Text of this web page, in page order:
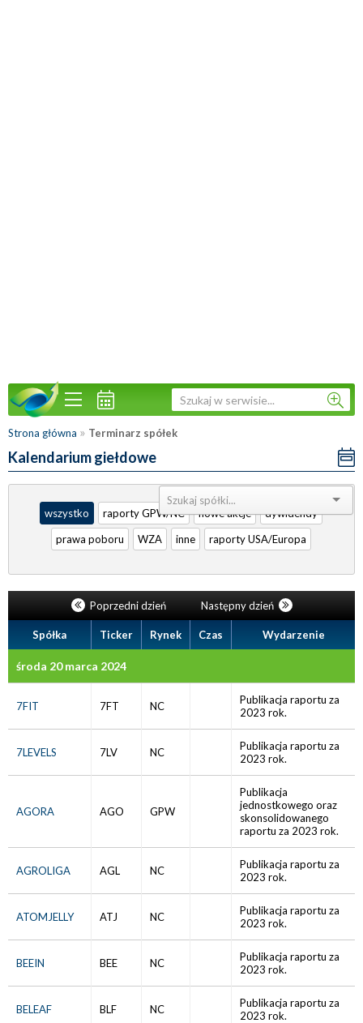
Strona główna » Terminarz spółek
Kalendarium giełdowe
Sortuj:
wszystko
raporty GPW/NC nowe akcje
dywidendy
prawa poboru
WZA inne raporty USA/Europa
Poprzedni dzień Następny dzień
Spółka Ticker Rynek Czas Wydarzenie
środa 20 marca 2024
7FIT 7FT NC
Publikacja raportu za
2023 rok.
7LEVELS 7LV NC
Publikacja raportu za
2023 rok.
AGORA AGO GPW
Publikacja
jednostkowego oraz
skonsolidowanego
raportu za 2023 rok.
AGROLIGA AGL NC
Publikacja raportu za
2023 rok.
ATOMJELLY ATJ NC
Publikacja raportu za
2023 rok.
BEEIN BEE NC
Publikacja raportu za
2023 rok.
BELEAF BLF NC
Publikacja raportu za
2023 rok.